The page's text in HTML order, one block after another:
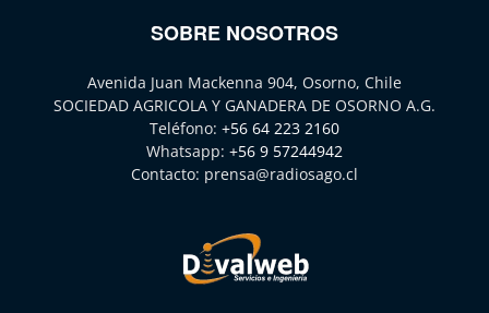
SOBRE NOSOTROS
Avenida Juan Mackenna 904, Osorno, Chile
SOCIEDAD AGRICOLA Y GANADERA DE OSORNO A.G.
Teléfono: +56 64 223 2160
Whatsapp: +56 9 57244942
Contacto: prensa@radiosago.cl